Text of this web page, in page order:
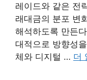
레이드와 같은 전
래대금의 분포 변
해석하도록 만든
대적으로 방향성
체와 디지털 … 더